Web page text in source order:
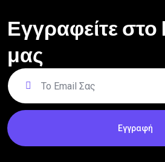
Εγγραφείτε
μας
Εγγραφή